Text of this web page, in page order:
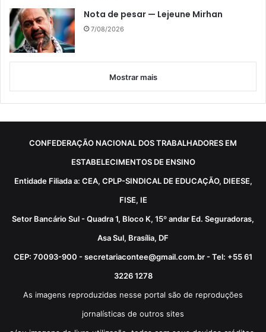
Nota de pesar — Lejeune Mirhan
7/08/2026
Mostrar mais
CONFEDERAÇÃO NACIONAL DOS TRABALHADORES EM
ESTABELECIMENTOS DE ENSINO
Entidade Filiada a: CEA, CPLP-SINDICAL DE EDUCAÇÃO, DIEESE,
FISE, IE
Setor Bancário Sul - Quadra 1, Bloco K, 15º andar Ed. Seguradoras,
Asa Sul, Brasília, DF
CEP: 70093-900 - secretariacontee@gmail.com.br - Tel: +55 61
3226 1278
As imagens reproduzidas nesse portal são de reproduções
jornalísticas de outros sites